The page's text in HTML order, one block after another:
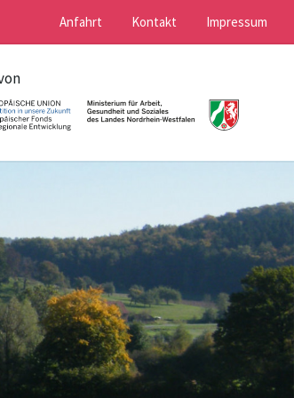
Anfahrt Kontakt Impressum